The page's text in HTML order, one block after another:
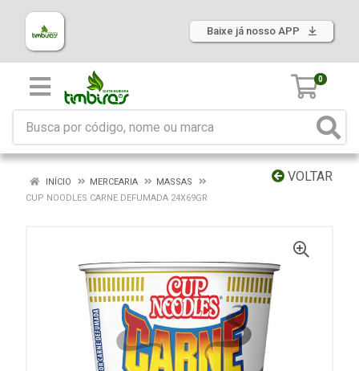
Baixe já nosso APP
0
VOLTAR
INÍCIO MERCEARIA
MASSAS
CUP NOODLES CARNE DEFUMADA 24X69GR